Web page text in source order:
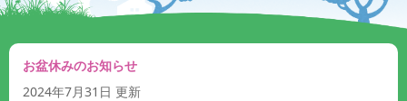
お盆休みのお知らせ
2024年7月31日 更新